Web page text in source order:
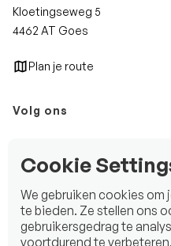
Kloetingseweg 5
4462 AT Goes
Plan je route
Volg ons
LinkedIn
Cookie
We gebruiken cookies om
te bieden. Ze stellen ons
gebruikersgedrag te
voortdurend te verbeteren.